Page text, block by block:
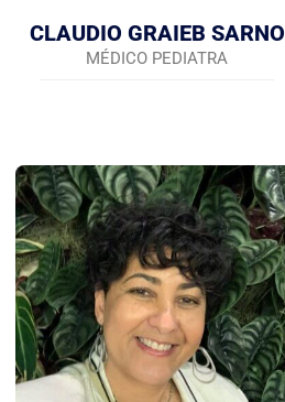
CLAUDIO GRAIEB SARNO
MÉDICO PEDIATRA